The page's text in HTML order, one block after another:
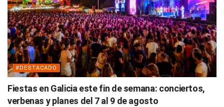
#DESTACADO
Fiestas en Galicia este fin de semana: conciertos,
verbenas y planes del 7 al 9 de agosto